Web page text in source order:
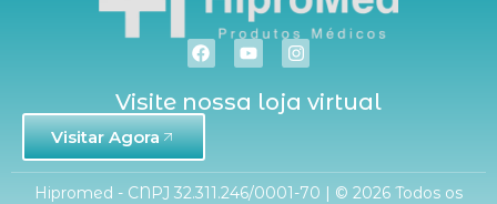
Visite nossa loja virtual
Visitar Agora
Hipromed - CNPJ 32.311.246/0001-70 | © 2026 Todos os